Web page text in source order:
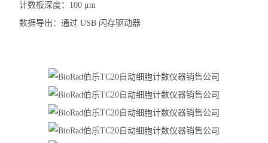
计数板深度：100 μm
数据导出：通过 USB 闪存驱动器